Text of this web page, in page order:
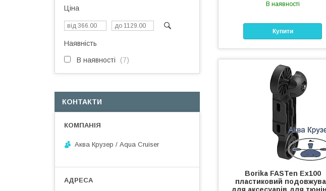
В наявності
Купити
Borika FASTen Ex100
пластиковий
Ціна
Наявність
В наявності 7
КОНТАКТИ
Аква Крузер / Aqua Cruiser